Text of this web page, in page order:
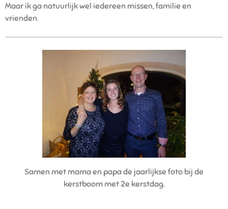
Maar ik ga natuurlijk wel iedereen missen, familie en
vrienden.
Samen met mama en papa de jaarlijkse foto bij de
kerstboom met 2e kerstdag.